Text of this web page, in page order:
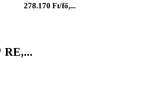
278.170 Ft/fő,...
RE,...